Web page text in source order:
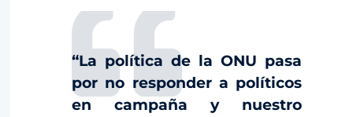
“La política de la ONU pasa
por no responder a políticos
en campaña y nuestro